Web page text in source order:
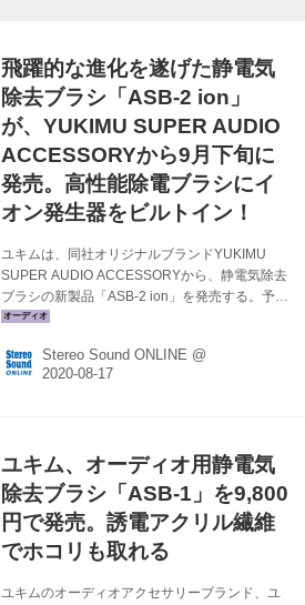
飛躍的な進化を遂げた静電気
除去ブラシ「ASB-2 ion」
が、YUKIMU SUPER AUDIO
ACCESSORYから9月下旬に
発売。高性能除電ブラシにイ
オン発生器をビルトイン！
ユキムは、同社オリジナルブランドYUKIMU
SUPER AUDIO ACCESSORYから、静電気除去
ブラシの新製品「ASB-2 ion」を発売する。予価
￥19,500（税別）で、9月下旬の発売予定だ。
職人の技術が生み出した高性能オーディオ専用
除電ブラシとしてオーディオファンの注目を集
新機能を備えた除電ブラシとして誕生した。高
性能除電ブラシにイオン発生器をビルトイン
し、コロナ放電とイオン放射を同時に行なえ...
Stereo Sound ONLINE @
ユキム、オーディオ用静電気
除去ブラシ「ASB-1」を9,800
円で発売。誘電アクリル繊維
でホコリも取れる
ユキムのオーディオアクセサリーブランド、ユ